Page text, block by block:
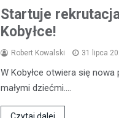
Startuje
Kobyłce!
Robert Kowalski 31 lipca
W Kobyłce otwiera się
małymi dziećmi.…
Czytaj dalej